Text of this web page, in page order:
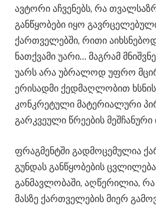
ავტორი აჩვენებს, რა
განწყობები იყო
ქართველებში, რითი
ნათქვამი უარი… მაგრამ
უარს არა უბრალოდ უფრო
ერისადმი ქედმაღლობით
კონკრეტული მატერიალური
გარკვეული წრეების მეშჩანური
ფრაგმენტში გადმოცემულია
გუნდას განწყობების
განმავლობაში, აღწერილია,
მასზე ქართველების მიერ